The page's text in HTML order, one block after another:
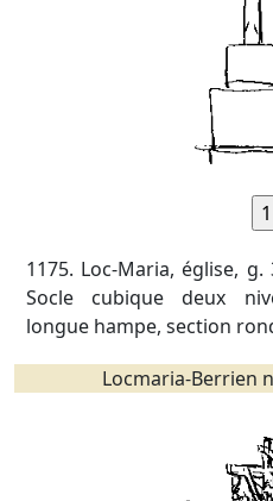
1175. Loc-Maria, église, g.
Socle cubique deux
longue hampe, section
Locmaria-Berrien